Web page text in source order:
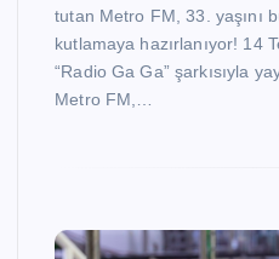
tutan Metro FM, 33. yaşını
kutlamaya hazırlanıyor! 14
“Radio Ga Ga” şarkısıyla
Metro FM,…